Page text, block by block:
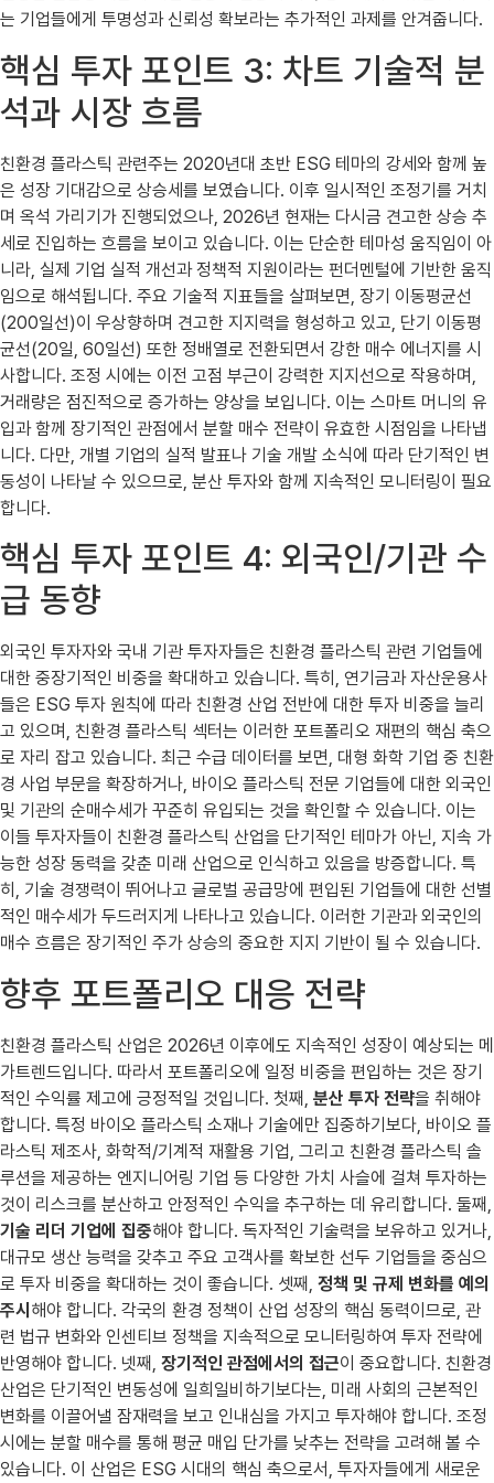
는 기업들에게 투명성과 신뢰성 확보라는 추가적인 과제를 안겨줍니다.
핵심 투자 포인트 3: 차트 기술적 분
석과 시장 흐름
친환경 플라스틱 관련주는 2020년대 초반 ESG 테마의 강세와 함께 높
은 성장 기대감으로 상승세를 보였습니다. 이후 일시적인 조정기를 거치
며 옥석 가리기가 진행되었으나, 2026년 현재는 다시금 견고한 상승 추
세로 진입하는 흐름을 보이고 있습니다. 이는 단순한 테마성 움직임이 아
니라, 실제 기업 실적 개선과 정책적 지원이라는 펀더멘털에 기반한 움직
임으로 해석됩니다. 주요 기술적 지표들을 살펴보면, 장기 이동평균선
(200일선)이 우상향하며 견고한 지지력을 형성하고 있고, 단기 이동평
균선(20일, 60일선) 또한 정배열로 전환되면서 강한 매수 에너지를 시
사합니다. 조정 시에는 이전 고점 부근이 강력한 지지선으로 작용하며,
거래량은 점진적으로 증가하는 양상을 보입니다. 이는 스마트 머니의 유
입과 함께 장기적인 관점에서 분할 매수 전략이 유효한 시점임을 나타냅
니다. 다만, 개별 기업의 실적 발표나 기술 개발 소식에 따라 단기적인 변
동성이 나타날 수 있으므로, 분산 투자와 함께 지속적인 모니터링이 필요
합니다.
핵심 투자 포인트 4: 외국인/기관 수
급 동향
외국인 투자자와 국내 기관 투자자들은 친환경 플라스틱 관련 기업들에
대한 중장기적인 비중을 확대하고 있습니다. 특히, 연기금과 자산운용사
들은 ESG 투자 원칙에 따라 친환경 산업 전반에 대한 투자 비중을 늘리
고 있으며, 친환경 플라스틱 섹터는 이러한 포트폴리오 재편의 핵심 축으
로 자리 잡고 있습니다. 최근 수급 데이터를 보면, 대형 화학 기업 중 친환
경 사업 부문을 확장하거나, 바이오 플라스틱 전문 기업들에 대한 외국인
및 기관의 순매수세가 꾸준히 유입되는 것을 확인할 수 있습니다. 이는
이들 투자자들이 친환경 플라스틱 산업을 단기적인 테마가 아닌, 지속 가
능한 성장 동력을 갖춘 미래 산업으로 인식하고 있음을 방증합니다. 특
히, 기술 경쟁력이 뛰어나고 글로벌 공급망에 편입된 기업들에 대한 선별
적인 매수세가 두드러지게 나타나고 있습니다. 이러한 기관과 외국인의
매수 흐름은 장기적인 주가 상승의 중요한 지지 기반이 될 수 있습니다.
향후 포트폴리오 대응 전략
친환경 플라스틱 산업은 2026년 이후에도 지속적인 성장이 예상되는 메
가트렌드입니다. 따라서 포트폴리오에 일정 비중을 편입하는 것은 장기
적인 수익률 제고에 긍정적일 것입니다. 첫째, 분산 투자 전략을 취해야
합니다. 특정 바이오 플라스틱 소재나 기술에만 집중하기보다, 바이오 플
라스틱 제조사, 화학적/기계적 재활용 기업, 그리고 친환경 플라스틱 솔
루션을 제공하는 엔지니어링 기업 등 다양한 가치 사슬에 걸쳐 투자하는
것이 리스크를 분산하고 안정적인 수익을 추구하는 데 유리합니다. 둘째,
기술 리더 기업에 집중해야 합니다. 독자적인 기술력을 보유하고 있거나,
대규모 생산 능력을 갖추고 주요 고객사를 확보한 선두 기업들을 중심으
로 투자 비중을 확대하는 것이 좋습니다. 셋째, 정책 및 규제 변화를 예의
주시 해야 합니다. 각국의 환경 정책이 산업 성장의 핵심 동력이므로, 관
련 법규 변화와 인센티브 정책을 지속적으로 모니터링하여 투자 전략에
반영해야 합니다. 넷째, 장기적인 관점에서의 접근이 중요합니다. 친환경
산업은 단기적인 변동성에 일희일비하기보다는, 미래 사회의 근본적인
변화를 이끌어낼 잠재력을 보고 인내심을 가지고 투자해야 합니다. 조정
시에는 분할 매수를 통해 평균 매입 단가를 낮추는 전략을 고려해 볼 수
있습니다. 이 산업은 ESG 시대의 핵심 축으로서, 투자자들에게 새로운